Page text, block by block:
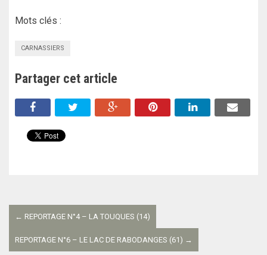
Mots clés :
CARNASSIERS
Partager cet article
entre
les
← REPORTAGE N°4 – LA TOUQUES (14)
REPORTAGE N°6 – LE LAC DE RABODANGES (61) →